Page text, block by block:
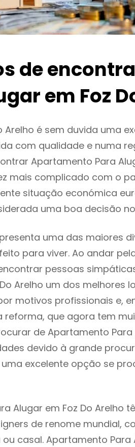
de
em Foz
Arelho é sem duvida uma
com qualidade e numa
Apartamento Para
mais complicado com o
situação económica
uma boa decisão
uma das maiores
para viver. Ao andar
pessoas
Arelho um dos melhores
motivos profissionais e,
reforma, que agora tem
de Apartamento
devido à grande
excelente opção se
Alugar em Foz Do Arelho
de renome mundial,
casal. Apartamento Para